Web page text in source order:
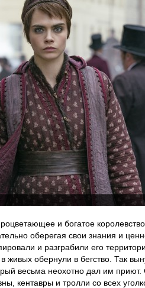
и богатое
оберегая свои знания и
и разграбили его
живых обернули в бегство. Так
весьма неохотно дал им
кентавры и тролли со всех